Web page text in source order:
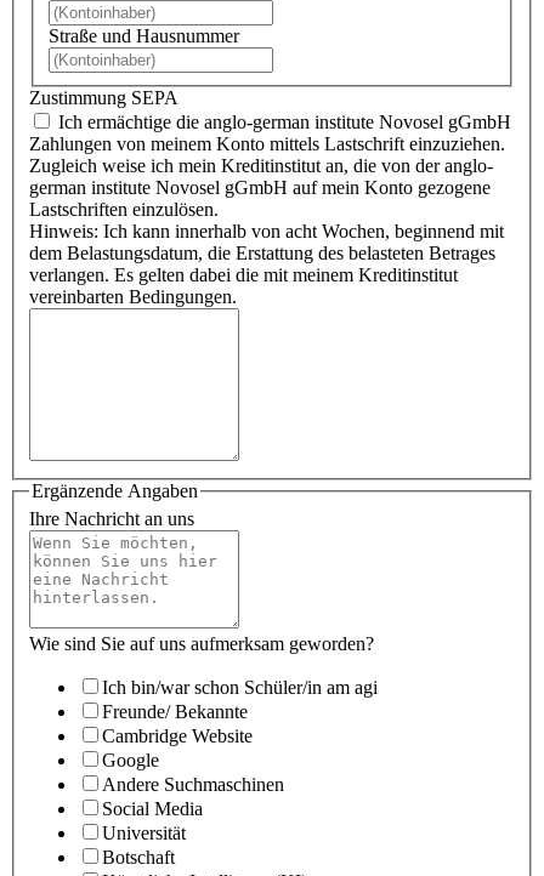
Straße und Hausnummer
Zustimmung SEPA
Ich ermächtige die anglo-german institute Novosel gGmbH
Zahlungen von meinem Konto mittels Lastschrift einzuziehen.
Zugleich weise ich mein Kreditinstitut an, die von der anglo-
german institute Novosel gGmbH auf mein Konto gezogene
Lastschriften einzulösen.
Hinweis: Ich kann innerhalb von acht Wochen, beginnend mit
dem Belastungsdatum, die Erstattung des belasteten Betrages
verlangen. Es gelten dabei die mit meinem Kreditinstitut
vereinbarten Bedingungen.
Ergänzende Angaben
Ihre Nachricht an uns
Wie sind Sie auf uns aufmerksam geworden?
Ich bin/war schon Schüler/in am agi
Freunde/ Bekannte
Cambridge Website
Google
Andere Suchmaschinen
Social Media
Universität
Botschaft